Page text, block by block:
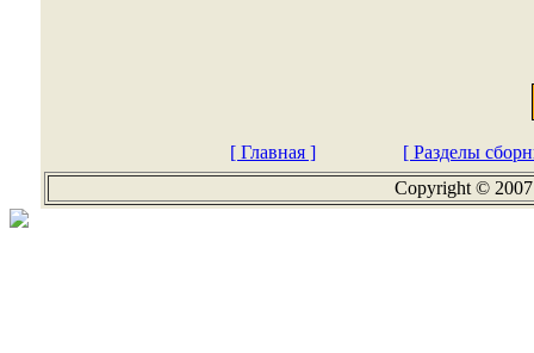
[ Главная ]
[ Разделы
Copyright ©